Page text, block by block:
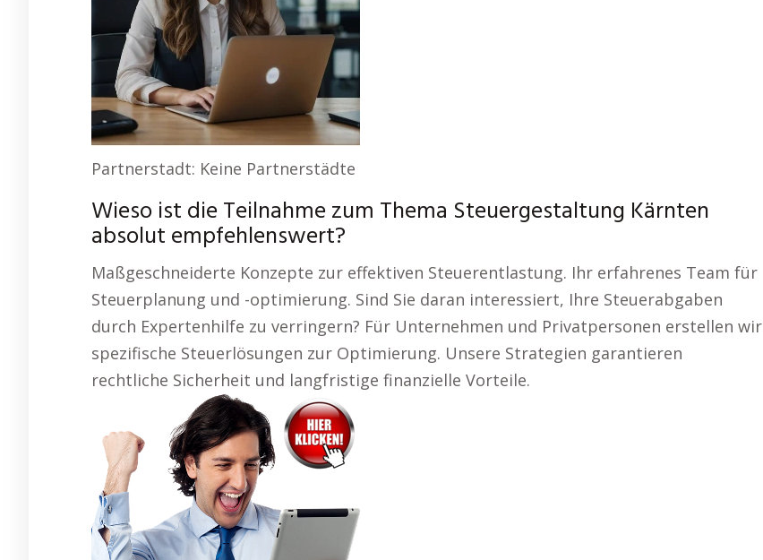
Partnerstadt: Keine Partnerstädte
Wieso ist die Teilnahme zum Thema Steuergestaltung Kärnten
absolut empfehlenswert?
Maßgeschneiderte Konzepte zur effektiven Steuerentlastung. Ihr erfahrenes Team für
Steuerplanung und -optimierung. Sind Sie daran interessiert, Ihre Steuerabgaben
durch Expertenhilfe zu verringern? Für Unternehmen und Privatpersonen erstellen wir
spezifische Steuerlösungen zur Optimierung. Unsere Strategien garantieren
rechtliche Sicherheit und langfristige finanzielle Vorteile.